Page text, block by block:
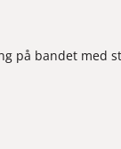
på bandet med